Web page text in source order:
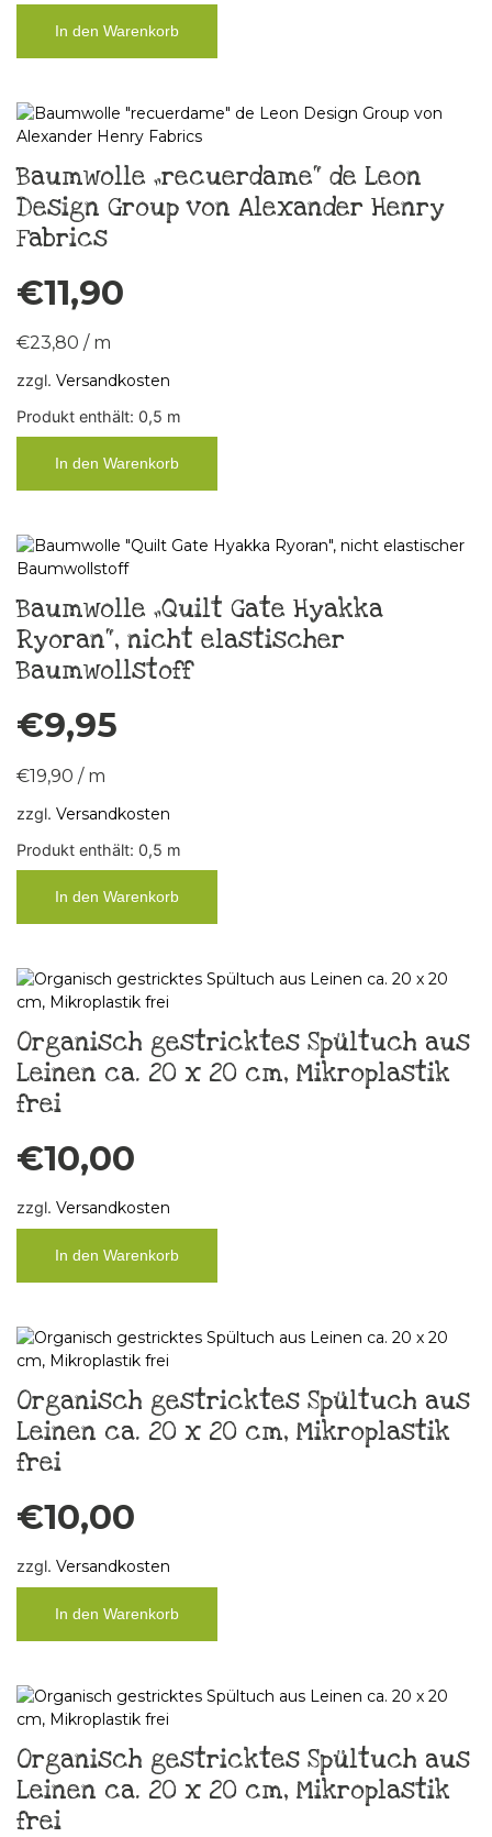
In den Warenkorb
Baumwolle „recuerdame“ de Leon
Design Group von Alexander Henry
Fabrics
€11,90
€23,80 / m
zzgl. Versandkosten
Produkt enthält: 0,5 m
In den Warenkorb
Baumwolle „Quilt Gate Hyakka
Ryoran“, nicht elastischer
Baumwollstoff
€9,95
€19,90 / m
zzgl. Versandkosten
Produkt enthält: 0,5 m
In den Warenkorb
Organisch gestricktes Spültuch aus
Leinen ca. 20 x 20 cm, Mikroplastik
frei
€10,00
zzgl. Versandkosten
In den Warenkorb
Organisch gestricktes Spültuch aus
Leinen ca. 20 x 20 cm, Mikroplastik
frei
€10,00
zzgl. Versandkosten
In den Warenkorb
Organisch gestricktes Spültuch aus
Leinen ca. 20 x 20 cm, Mikroplastik
frei